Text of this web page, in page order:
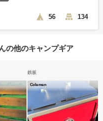
56 134
の他のキャンプギア
鉄板
Coleman